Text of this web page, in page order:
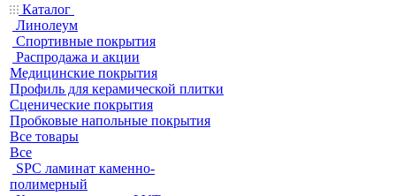
Каталог
Линолеум
Спортивные покрытия
Распродажа и акции
Медицинские покрытия
Профиль для керамической плитки
Сценические покрытия
Пробковые напольные покрытия
Все товары
Все
SPC ламинат каменно-
полимерный